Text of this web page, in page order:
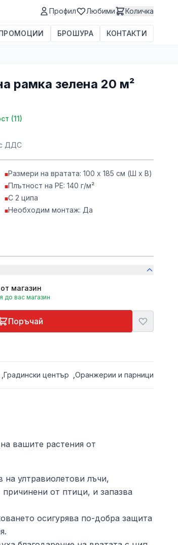
Профил Любими Количка
БРОШУРА КОНТАКТИ
рамка зелена 20 м²
(11)
ДДС
■Размери на вратата: 100 x 185 см (Ш x В)
■Плътност на PE: 140 г/м²
■С 2 ципа
■Необходим монтаж: Да
магазин
до вас магазин
Поръчай
Градински център Оранжерии и парници
вашите растения от
ултравиолетови лъчи,
от птици, и запазва
осигурява по-добра защита